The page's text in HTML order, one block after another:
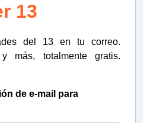
13
del 13 en tu correo.
más, totalmente gratis.
de e-mail para